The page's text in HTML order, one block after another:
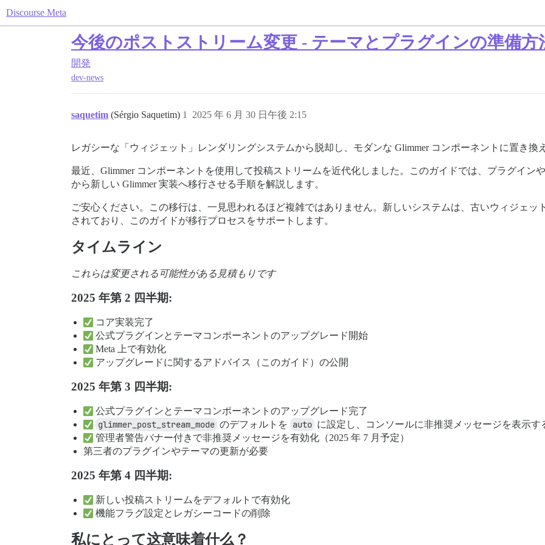
Discourse Meta
今後のポストストリーム変更 - テーマとプラグインの準備方
開発
dev-news
saquetim (Sérgio Saquetim) 2025 年 6 月 30 日午後 2:15
1
レガシーな「ウィジェット」レンダリングシステムから脱却し、モダンな Glimmer コンポーネントに置き換
最近、Glimmer コンポーネントを使用して投稿ストリームを近代化しました。このガイドでは、プラグイン
から新しい Glimmer 実装へ移行させる手順を解説します。
ご安心ください。この移行は、一見思われるほど複雑ではありません。新しいシステムは、古いウィジェ
されており、このガイドが移行プロセスをサポートします。
タイムライン
これらは変更される可能性がある見積もりです
2025 年第 2 四半期:
コア実装完了
公式プラグインとテーマコンポーネントのアップグレード開始
Meta 上で有効化
アップグレードに関するアドバイス（このガイド）の公開
2025 年第 3 四半期:
公式プラグインとテーマコンポーネントのアップグレード完了
glimmer_post_stream_mode のデフォルトを auto に設定し、コンソールに非推奨メッセージを表示す
管理者警告バナー付きで非推奨メッセージを有効化（2025 年 7 月予定）
第三者のプラグインやテーマの更新が必要
2025 年第 4 四半期:
新しい投稿ストリームをデフォルトで有効化
機能フラグ設定とレガシーコードの削除
私にとって这意味着什么？